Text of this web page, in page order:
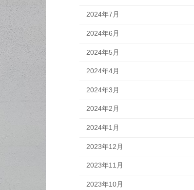
2024年7月
2024年6月
2024年5月
2024年4月
2024年3月
2024年2月
2024年1月
2023年12月
2023年11月
2023年10月